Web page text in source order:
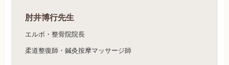
肘井博行先生
エルボ・整骨院院長
柔道整復師・鍼灸按摩マッサージ師